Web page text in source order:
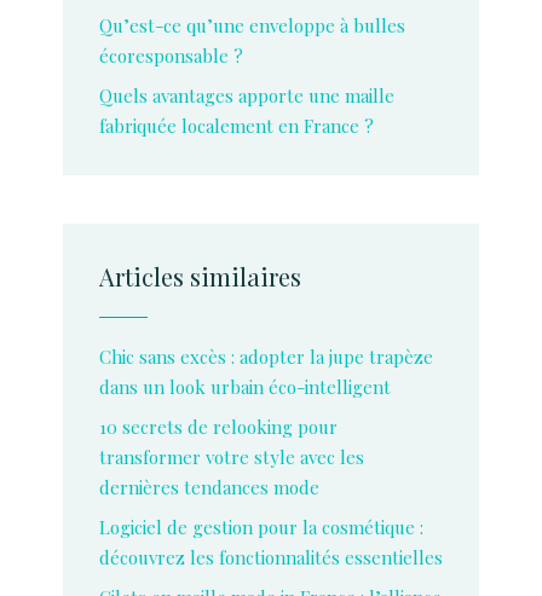
Qu’est-ce qu’une enveloppe à bulles
écoresponsable ?
Quels avantages apporte une maille
fabriquée localement en France ?
Articles similaires
Chic sans excès : adopter la jupe trapèze
dans un look urbain éco-intelligent
10 secrets de relooking pour
transformer votre style avec les
dernières tendances mode
Logiciel de gestion pour la cosmétique :
découvrez les fonctionnalités essentielles